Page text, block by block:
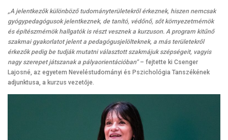
„A jelentkezők különböző tudományterületekről érkeznek, hiszen nemcsak
gyógypedagógusok jelentkeznek, de tanító, védőnő, sőt környezetmérnök
és építészmérnök hallgatók is részt vesznek a kurzuson. A program kitűnő
szakmai gyakorlatot jelent a pedagógusjelölteknek, a más területekről
érkezők pedig be tudják mutatni választott szakmájuk szépségeit, vagyis
nagy szerepet játszanak a pályaorientációban”– fejtette ki Csenger
Lajosné, az egyetem Neveléstudományi és Pszichológia Tanszékének
adjunktusa, a kurzus vezetője.